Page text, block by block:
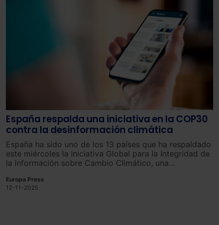
España respalda una iniciativa en la COP30
contra la desinformación climática
España ha sido uno de los 13 países que ha respaldado
este miércoles la Iniciativa Global para la Integridad de
la Información sobre Cambio Climático, una
que busca promover información precisa y basada en
pruebas sobre cuestiones climáticas.
Europa Press
12-11-2025